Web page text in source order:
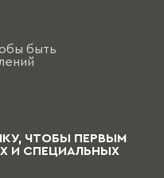
быть
ЧТОБЫ ПЕРВЫМ
И СПЕЦИАЛЬНЫХ